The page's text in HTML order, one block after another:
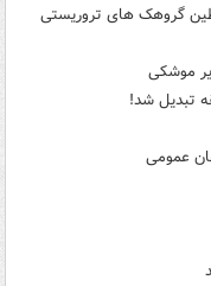
موشکی
تبدیل شد!